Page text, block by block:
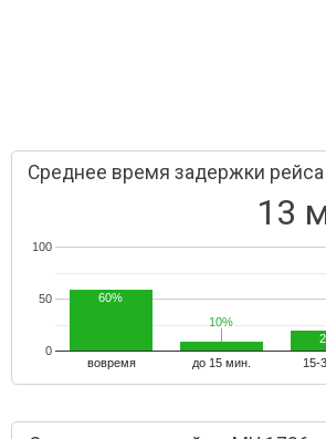
Среднее время задержки рейса
13
вовремя до 15 мин. 15-
0
50
100
60%
10%
10%